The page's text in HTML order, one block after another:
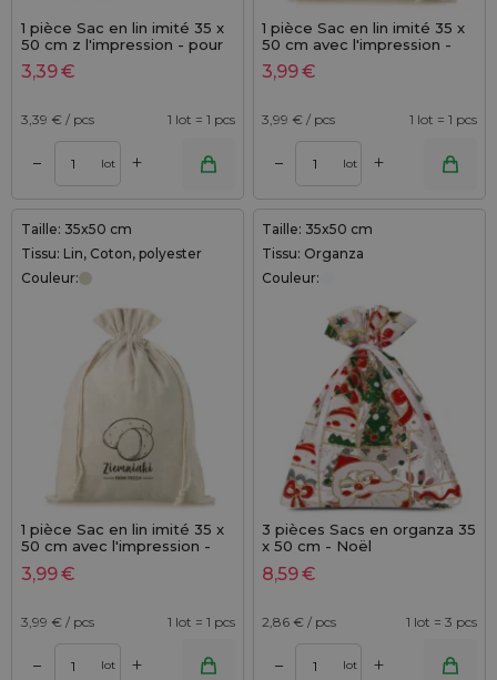
1 pièce Sac en lin imité 35 x
50 cm z l'impression - pour
les légumes (DE)
3,39€
3,39 € / pcs 1 lot = 1 pcs
– lot +
1 pièce Sac en lin imité 35 x
50 cm avec l'impression -
pour pommes de terre (DE)
3,99€
3,99 € / pcs 1 lot = 1 pcs
– lot +
Taille: 35x50 cm
Tissu: Lin, Coton, polyester
Couleur:
1 pièce Sac en lin imité 35 x
50 cm avec l'impression -
pour pommes de terre (PL)
3,99€
3,99 € / pcs 1 lot = 1 pcs
– lot +
Taille: 35x50 cm
Tissu: Organza
Couleur:
3 pièces Sacs en organza 35
x 50 cm - Noël
8,59€
2,86 € / pcs 1 lot = 3 pcs
– lot +